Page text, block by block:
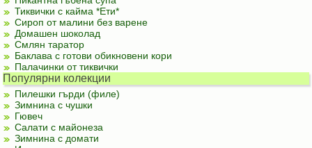
Тиквички с кайма *Ети*
Сироп от малини без варене
Домашен шоколад
Смлян таратор
Баклава с готови обикновени кори
Палачинки от тиквички
Популярни колекции
Пилешки гърди (филе)
Зимнина с чушки
Гювеч
Салати с майонеза
Зимнина с домати